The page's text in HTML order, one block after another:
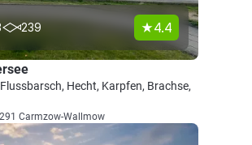
239 4.4
Hecht, Karpfen, Brachse,
Carmzow-Wallmow